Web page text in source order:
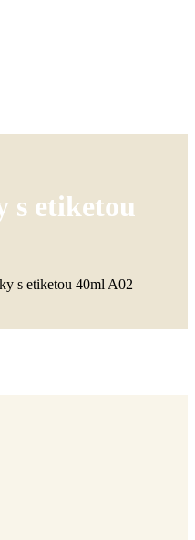
etiketou
s etiketou 40ml A02